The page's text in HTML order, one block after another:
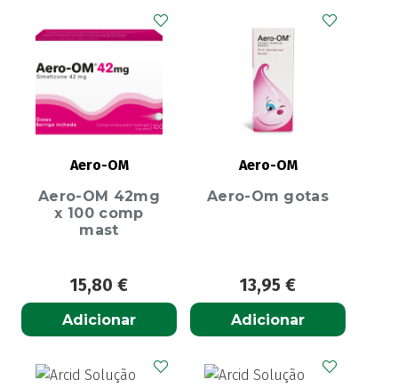
Aero-OM
Aero-OM 42mg
x 100 comp
mast
15,80 €
Adicionar
Aero-OM
Aero-Om gotas
13,95 €
Adicionar